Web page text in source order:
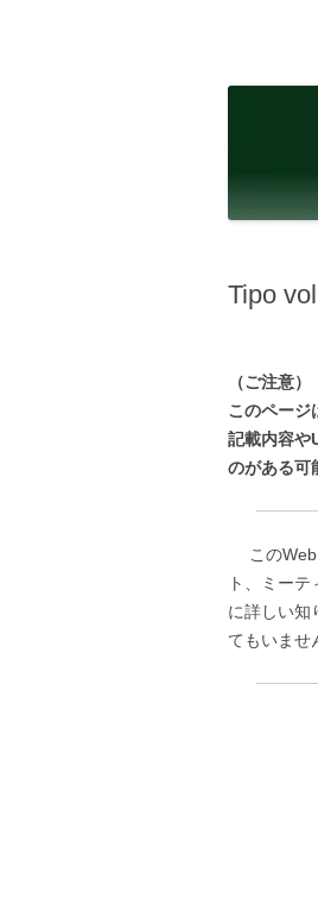
へ
Tipo
（ご注意）
このページ
記載内容や
のがある可
このWeb
ト、ミー
に詳しい知
てもいませ